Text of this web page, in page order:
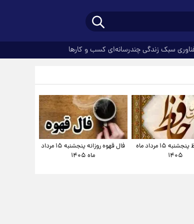
سبک زندگیچندرسانه‌ای کسب و کارها
فال حافظ پنجشنبه ۱۵ مرداد ماه
۱۴۰۵
فال قهوه روزانه پنجشنبه ۱۵ مرداد
ماه ۱۴۰۵